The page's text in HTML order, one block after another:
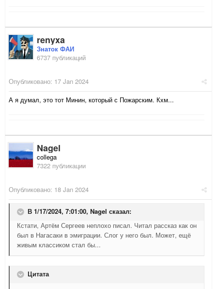
renyxa
Знаток ФАИ
6737 публикаций
Опубликовано: 17 Jan 2024
А я думал, это тот Минин, который с Пожарским. Кхм...
Nagel
collega
7322 публикации
Опубликовано: 18 Jan 2024
В 1/17/2024, 7:01:00, Nagel сказал:
Кстати, Артём Сергеев неплохо писал. Читал рассказ как он
был в Нагасаки в эмиграции. Слог у него был. Может, ещё
живым классиком стал бы...
Цитата